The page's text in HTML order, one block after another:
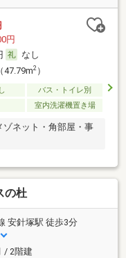
円
なし
47.79m2）
バス・トイレ別
室内洗濯機置き場
ネット・角部屋・事
の杜
安針塚駅 徒歩3分
/ 2階建